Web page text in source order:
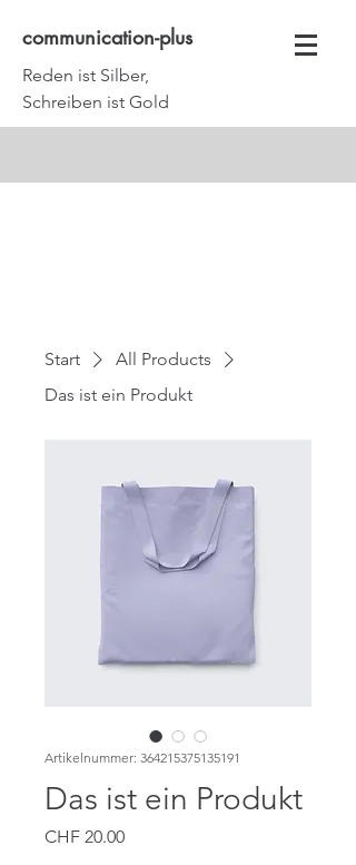
communication-plus
Reden ist Silber,
Schreiben ist Gold
Start
All Products
Das ist ein Produkt
Artikelnummer: 364215375135191
Das ist ein Produkt
CHF 20.00Preis